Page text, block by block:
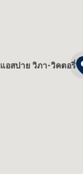
แอสปาย วิภา-วิคตอรี่